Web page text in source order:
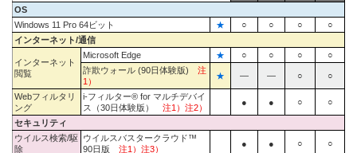
OS
Windows 11 Pro 64ビット
★ ○ ○ ○
○
インターネット/通信
インターネット
閲覧
Microsoft Edge ★ ○ ○ ○
○
詐欺ウォール (90日体験版) 注
1）
★ ― ― ○ ○
Webフィルタリ
ング
i-フィルター® for マルチデバイ
ス（30日体験版） 注1）注2）
● ● ○ ○
セキュリティ
ウイルス検索/駆
除
ウイルスバスタークラウド™
90日版 注1）注3）
● ● ○ ○